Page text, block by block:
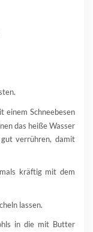
einem Schneebesen
das heiße Wasser
verrühren, damit
kräftig mit dem
lassen.
in die mit Butter